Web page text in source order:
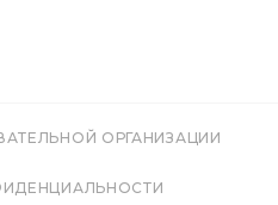
ОРГАНИЗАЦИИ